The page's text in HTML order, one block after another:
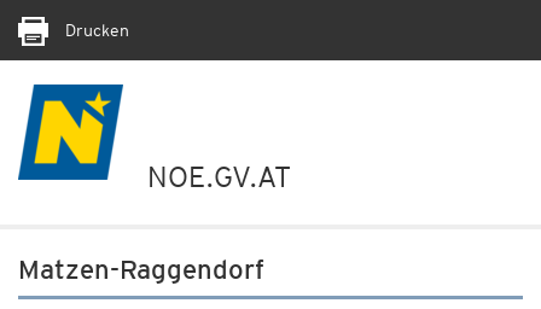
Drucken
NOE.GV.AT
Matzen-Raggendorf